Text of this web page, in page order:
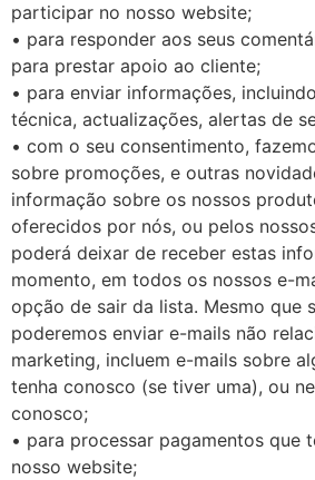
participar no nosso website;
• para responder aos seus
para prestar apoio ao cliente;
• para enviar informações,
técnica, actualizações, alertas de
• com o seu consentimento,
sobre promoções, e outras
informação sobre os nossos
oferecidos por nós, ou pelos
poderá deixar de receber estas
momento, em todos os nossos e-
opção de sair da lista. Mesmo que
poderemos enviar e-mails não
marketing, incluem e-mails sobre
tenha conosco (se tiver uma), ou
conosco;
• para processar pagamentos que
nosso website;